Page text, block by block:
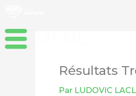
contenu
Résultats
Par LUDOVIC